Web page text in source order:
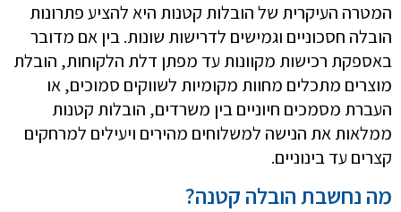
המטרה העיקרית של הובלות קטנות היא להציע פתרונות
הובלה חסכוניים וגמישים לדרישות שונות. בין אם מדובר
באספקת רכישות מקוונות עד מפתן דלת הלקוחות, הובלת
מוצרים מתכלים מחוות מקומיות לשווקים סמוכים, או
העברת מסמכים חיוניים בין משרדים, הובלות קטנות
ממלאות את הנישה למשלוחים מהירים ויעילים למרחקים
קצרים עד בינוניים.
מה נחשבת הובלה קטנה?